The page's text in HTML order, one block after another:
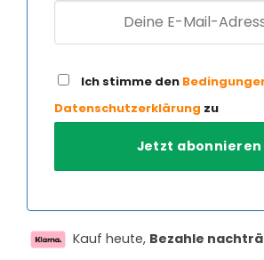
Ich stimme den
Datenschutzerklärung zu
Kauf heute, Bezahle